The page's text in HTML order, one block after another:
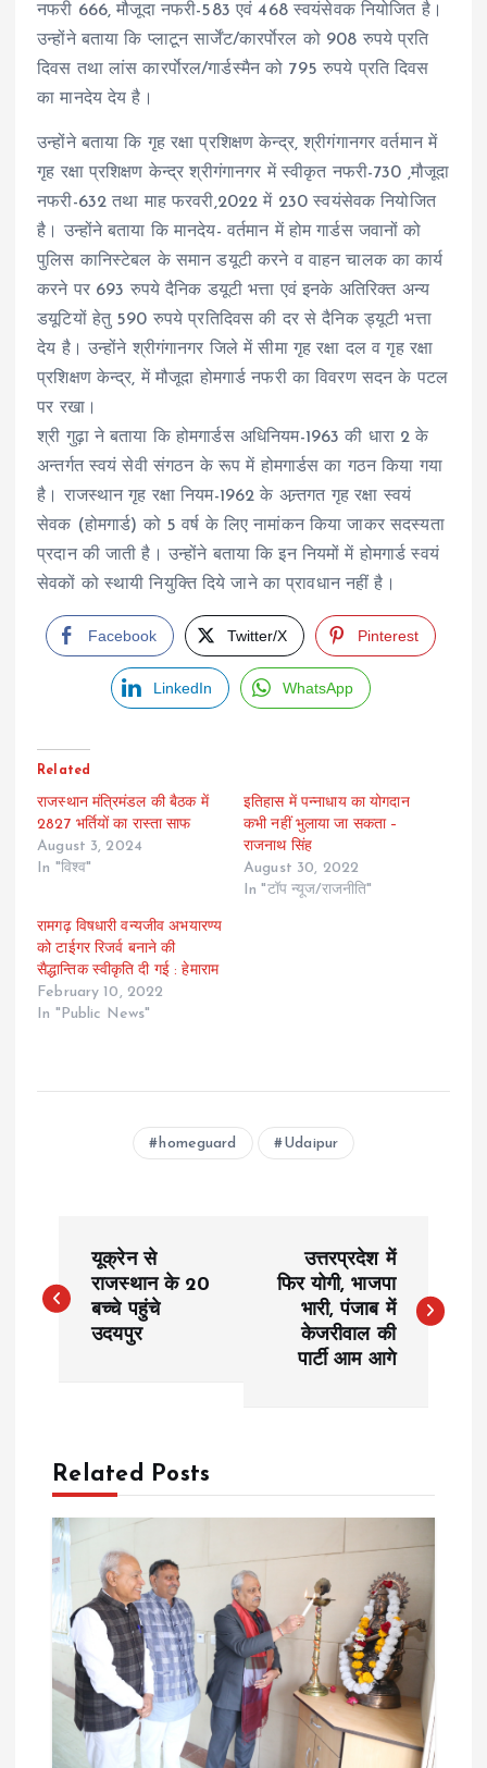
नफरी 666, मौजूदा नफरी-583 एवं 468 स्वयंसेवक नियोजित है।
उन्होंने बताया कि प्लाटून सार्जेंट/कारर्पाेरल को 908 रुपये प्रति
दिवस तथा लांस कारर्पाेरल/गार्डस्मैन को 795 रुपये प्रति दिवस
का मानदेय देय है।
उन्होंने बताया कि गृह रक्षा प्रशिक्षण केन्द्र, श्रीगंगानगर वर्तमान में
गृह रक्षा प्रशिक्षण केन्द्र श्रीगंगानगर में स्वीकृत नफरी-730 ,मौजूदा
नफरी-632 तथा माह फरवरी,2022 में 230 स्वयंसेवक नियोजित
है। उन्होंने बताया कि मानदेय- वर्तमान में होम गार्डस जवानों को
पुलिस कानिस्टेबल के समान डयूटी करने व वाहन चालक का कार्य
करने पर 693 रुपये दैनिक डयूटी भत्ता एवं इनके अतिरिक्त अन्य
डयूटियों हेतु 590 रुपये प्रतिदिवस की दर से दैनिक ड्यूटी भत्ता
देय है। उन्होंने श्रीगंगानगर जिले में सीमा गृह रक्षा दल व गृह रक्षा
प्रशिक्षण केन्द्र, में मौजूदा होमगार्ड नफरी का विवरण सदन के पटल
पर रखा।
श्री गुढ़ा ने बताया कि होमगार्डस अधिनियम-1963 की धारा 2 के
अन्तर्गत स्वयं सेवी संगठन के रूप में होमगार्डस का गठन किया गया
है। राजस्थान गृह रक्षा नियम-1962 के अन्र्तगत गृह रक्षा स्वयं
सेवक (होमगार्ड) को 5 वर्ष के लिए नामांकन किया जाकर सदस्यता
प्रदान की जाती है। उन्होंने बताया कि इन नियमों में होमगार्ड स्वयं
सेवकों को स्थायी नियुक्ति दिये जाने का प्रावधान नहीं है।
Facebook Twitter/X Pinterest
LinkedIn WhatsApp
Related
राजस्थान मंत्रिमंडल की बैठक में
2827 भर्तियों का रास्ता साफ
August 3, 2024
In "विश्व"
इतिहास में पन्नाधाय का योगदान
कभी नहीं भुलाया जा सकता –
राजनाथ सिंह
August 30, 2022
In "टॉप न्यूज/राजनीति"
रामगढ़ विषधारी वन्यजीव अभयारण्य
को टाईगर रिजर्व बनाने की
सैद्धान्तिक स्वीकृति दी गई : हेमाराम
February 10, 2022
In "Public News"
homeguard Udaipur
o
n
a
v
g
यूक्रेन से
राजस्थान के 20
बच्चे पहुंचे
उदयपुर
उत्तरप्रदेश में
फिर योगी, भाजपा
भारी, पंजाब में
केजरीवाल की
पार्टी आम आगे
Related Posts